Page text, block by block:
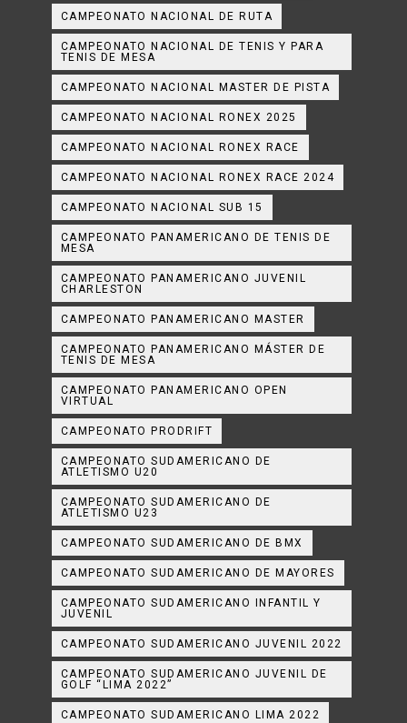
CAMPEONATO NACIONAL DE RUTA
CAMPEONATO NACIONAL DE TENIS Y PARA
TENIS DE MESA
CAMPEONATO NACIONAL MASTER DE PISTA
CAMPEONATO NACIONAL RONEX 2025
CAMPEONATO NACIONAL RONEX RACE
CAMPEONATO NACIONAL RONEX RACE 2024
CAMPEONATO NACIONAL SUB 15
CAMPEONATO PANAMERICANO DE TENIS DE
MESA
CAMPEONATO PANAMERICANO JUVENIL
CHARLESTON
CAMPEONATO PANAMERICANO MASTER
CAMPEONATO PANAMERICANO MÁSTER DE
TENIS DE MESA
CAMPEONATO PANAMERICANO OPEN
VIRTUAL
CAMPEONATO PRODRIFT
CAMPEONATO SUDAMERICANO DE
ATLETISMO U20
CAMPEONATO SUDAMERICANO DE
ATLETISMO U23
CAMPEONATO SUDAMERICANO DE BMX
CAMPEONATO SUDAMERICANO DE MAYORES
CAMPEONATO SUDAMERICANO INFANTIL Y
JUVENIL
CAMPEONATO SUDAMERICANO JUVENIL 2022
CAMPEONATO SUDAMERICANO JUVENIL DE
GOLF “LIMA 2022”
CAMPEONATO SUDAMERICANO LIMA 2022